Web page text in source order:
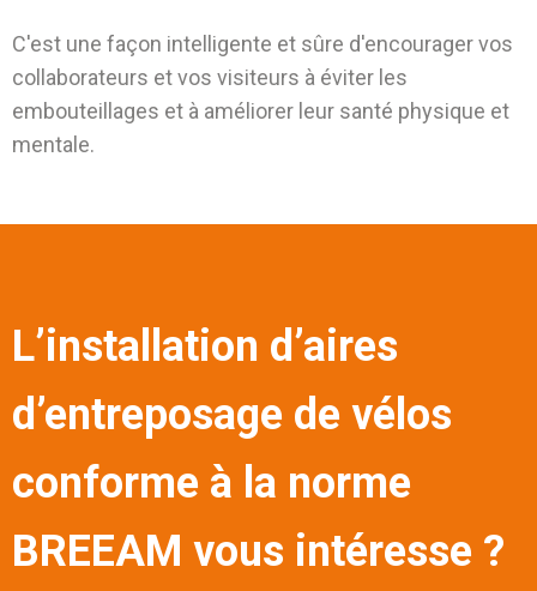
C'est une façon intelligente et sûre d'encourager vos
collaborateurs et vos visiteurs à éviter les
embouteillages et à améliorer leur santé physique et
mentale.
L’installation d’aires
d’entreposage de vélos
conforme à la norme
BREEAM vous intéresse ?